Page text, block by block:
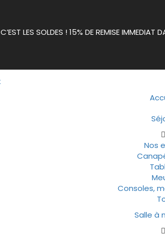
C’EST LES SOLDES ! 15% DE REMISE IMMEDIAT
Nos
Consoles,
Salle à